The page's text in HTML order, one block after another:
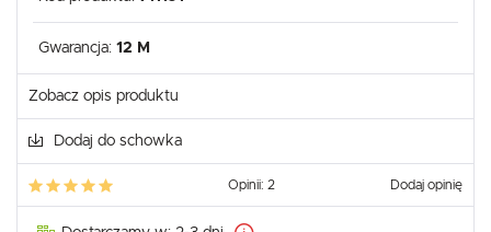
Gwarancja: 12 M
Zobacz opis produktu
Dodaj do schowka
Opinii: 2 Dodaj opinię